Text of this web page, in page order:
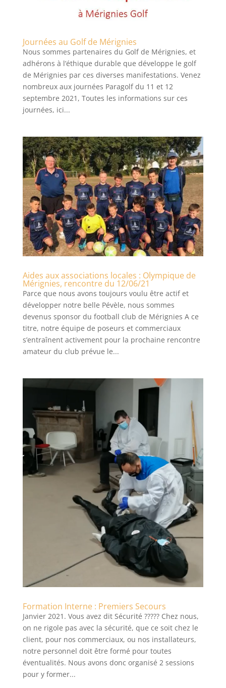
Journées au Golf de Mérignies
Nous sommes partenaires du Golf de Mérignies, et
adhérons à l’éthique durable que développe le golf
de Mérignies par ces diverses manifestations. Venez
nombreux aux journées Paragolf du 11 et 12
septembre 2021, Toutes les informations sur ces
journées, ici...
Aides aux associations locales : Olympique de
Mérignies, rencontre du 12/06/21
Parce que nous avons toujours voulu être actif et
développer notre belle Pévèle, nous sommes
devenus sponsor du football club de Mérignies A ce
titre, notre équipe de poseurs et commerciaux
s’entraînent activement pour la prochaine rencontre
amateur du club prévue le...
Formation Interne : Premiers Secours
Janvier 2021. Vous avez dit Sécurité ????? Chez nous,
on ne rigole pas avec la sécurité, que ce soit chez le
client, pour nos commerciaux, ou nos installateurs,
notre personnel doit être formé pour toutes
éventualités. Nous avons donc organisé 2 sessions
pour y former...